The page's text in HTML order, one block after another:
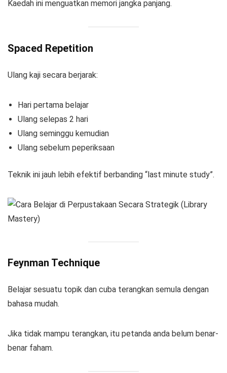
Kaedah ini menguatkan memori jangka panjang.
Spaced Repetition
Ulang kaji secara berjarak:
Hari pertama belajar
Ulang selepas 2 hari
Ulang seminggu kemudian
Ulang sebelum peperiksaan
Teknik ini jauh lebih efektif berbanding “last minute study”.
Feynman Technique
Belajar sesuatu topik dan cuba terangkan semula dengan
bahasa mudah.
Jika tidak mampu terangkan, itu petanda anda belum benar-
benar faham.